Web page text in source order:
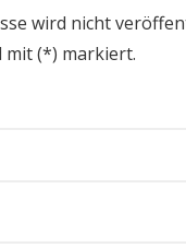
wird nicht
mit (*) markiert.